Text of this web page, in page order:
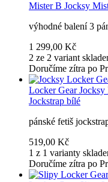
Mister B Jocksy
výhodné balení 3
1 299,00 Kč
2 ze 2 variant
Doručíme zítra po
Locker Gear
Jockstrap bílé
pánské fetiš
519,00 Kč
1 z 1 varianty
Doručíme zítra po